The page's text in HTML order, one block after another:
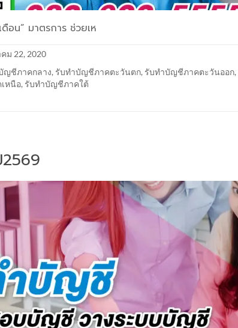
น” มาตรการ ช่วยเห
ม 22, 2020
ญชีภาคกลาง, รับทำบัญชีภาคตะวันตก, รับทำบัญชีภาคตะวันออก,
หนือ, รับทำบัญชีภาคใต้